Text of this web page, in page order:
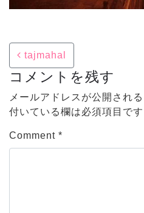
Post navigation
tajmahal
コメントを残す
メールアドレスが公開され
付いている欄は必須項目です
Comment *